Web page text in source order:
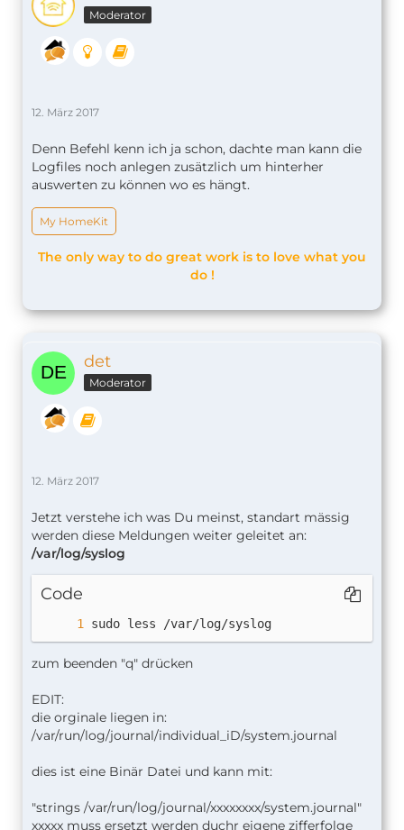
Moderator
12. März 2017
Denn Befehl kenn ich ja schon, dachte man kann die
Logfiles noch anlegen zusätzlich um hinterher
auswerten zu können wo es hängt.
My HomeKit
The only way to do great work is to love what you
do !
det
Moderator
12. März 2017
Jetzt verstehe ich was Du meinst, standart mässig
werden diese Meldungen weiter geleitet an:
/var/log/syslog
Code
sudo less /var/log/syslog
zum beenden "q" drücken
EDIT:
die orginale liegen in:
/var/run/log/journal/individual_iD/system.journal
dies ist eine Binär Datei und kann mit:
"strings /var/run/log/journal/xxxxxxxx/system.journal"
xxxxx muss ersetzt werden duchr eigene zifferfolge